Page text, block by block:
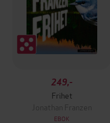
249,-
Frihet
Jonathan Franzen
EBOK